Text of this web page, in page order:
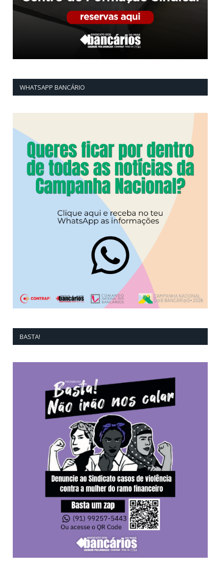
WHATSAPP BANCÁRIO
BASTA!